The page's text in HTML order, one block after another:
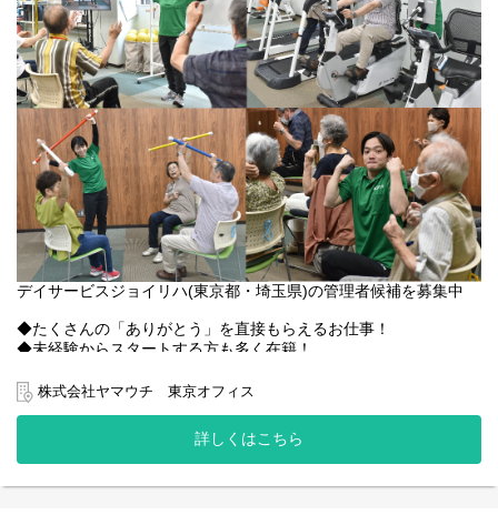
デイサービスジョイリハ(東京都・埼玉県)の管理者候補を募集中
◆たくさんの「ありがとう」を直接もらえるお仕事！
◆未経験からスタートする方も多く在籍！
◆着実にキャリアアップできる！
◆働く本人と、その家族も大切にする福利厚生が充実
・店舗管理業務(勤務表作成・数値管理・アルバイトスタッフ面
接 等)
株式会社ヤマウチ 東京オフィス
詳しくはこちら